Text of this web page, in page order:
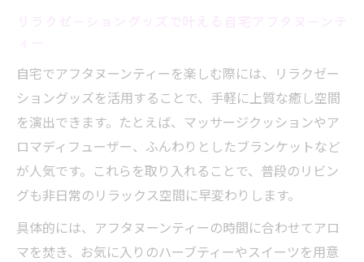
自宅でアフタヌーンティーを楽しむ際には、リラクゼー
ショングッズを活用することで、手軽に上質な癒し空間
を演出できます。たとえば、マッサージクッションやア
ロマディフューザー、ふんわりとしたブランケットなど
が人気です。これらを取り入れることで、普段のリビン
グも非日常のリラックス空間に早変わりします。
具体的には、アフタヌーンティーの時間に合わせてアロ
マを焚き、お気に入りのハーブティーやスイーツを用意